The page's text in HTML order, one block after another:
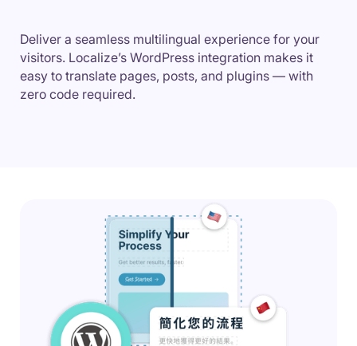
Deliver a seamless multilingual experience for your
visitors. Localize’s WordPress integration makes it
easy to translate pages, posts, and plugins — with
zero code required.